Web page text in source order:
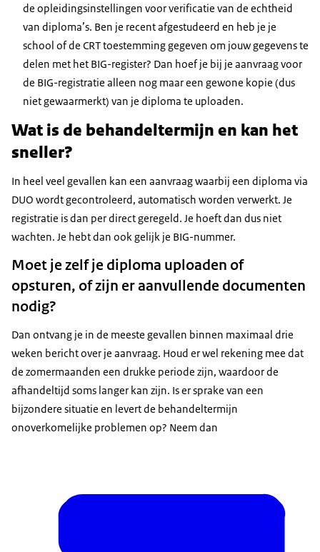
de opleidingsinstellingen voor verificatie van de echtheid
van diploma’s. Ben je recent afgestudeerd en heb je je
school of de CRT toestemming gegeven om jouw gegevens te
delen met het BIG-register? Dan hoef je bij je aanvraag voor
de BIG-registratie alleen nog maar een gewone kopie (dus
niet gewaarmerkt) van je diploma te uploaden.
Wat is de behandeltermijn en kan het
sneller?
In heel veel gevallen kan een aanvraag waarbij een diploma via
DUO wordt gecontroleerd, automatisch worden verwerkt. Je
registratie is dan per direct geregeld. Je hoeft dan dus niet
wachten. Je hebt dan ook gelijk je BIG-nummer.
Moet je zelf je diploma uploaden of
opsturen, of zijn er aanvullende documenten
nodig?
Dan ontvang je in de meeste gevallen binnen maximaal drie
weken bericht over je aanvraag. Houd er wel rekening mee dat
de zomermaanden een drukke periode zijn, waardoor de
afhandeltijd soms langer kan zijn. Is er sprake van een
bijzondere situatie en levert de behandeltermijn
onoverkomelijke problemen op? Neem dan